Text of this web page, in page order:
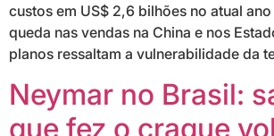
custos em US$ 2,6 bilhões no atual
queda nas vendas na China e nos
planos ressaltam a vulnerabilidade da
Neymar no Brasil:
que fez o craque